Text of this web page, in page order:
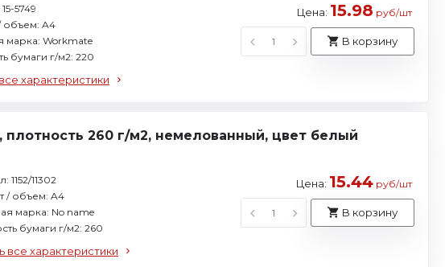
5749
объем: A4
марка: Workmate
бумаги г/м2: 220
характеристики
Цена: 15.98 руб/шт
В корзину
260 г/м2, немелованный, цвет белый
1152/11302
/ объем: A4
марка: No name
бумаги г/м2: 260
все характеристики
Цена: 15.44 руб/шт
В корзину